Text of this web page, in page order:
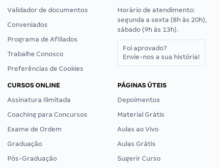
Validador de documentos
Conveniados
Programa de Afiliados
Trabalhe Conosco
Preferências de Cookies
Horário de atendimento:
segunda a sexta (8h às 20h),
sábado (9h às 13h).
Foi aprovado?
Envie-nos a sua história!
CURSOS ONLINE
Assinatura Ilimitada
Coaching para Concursos
Exame de Ordem
Graduação
Pós-Graduação
PÁGINAS ÚTEIS
Depoimentos
Material Grátis
Aulas ao Vivo
Aulas Grátis
Sugerir Curso